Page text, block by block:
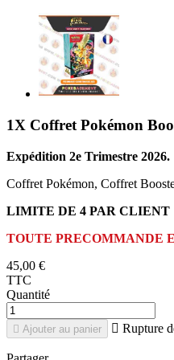
1X Coffret Pokémon
Expédition 2e Trimestre 2026.
Coffret Pokémon, Coffret
LIMITE DE 4 PAR CLIENT
TOUTE PRECOMMANDE
45,00 €
TTC
Quantité
 Ajouter au panier  Rupture